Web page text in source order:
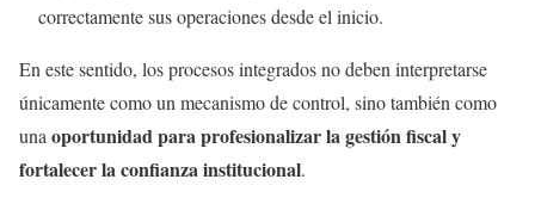
correctamente sus operaciones desde el inicio.
En este sentido, los procesos integrados no deben interpretarse
únicamente como un mecanismo de control, sino también como
unaoportunidad para profesionalizar la gestión fiscal y
fortalecer la confianza institucional.